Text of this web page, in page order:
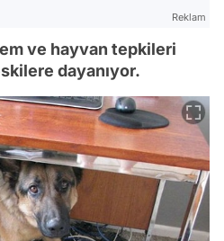
Reklam
ve hayvan tepkileri
dayanıyor.